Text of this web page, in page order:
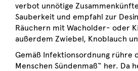
verbot unnötige
Sauberkeit und empfahl zur
Räuchern mit Wacholder- oder
außerdem Zwiebel, Knoblauch
Gemäß Infektionsordnung rühre
Menschen Sündenmaß“ her. Da